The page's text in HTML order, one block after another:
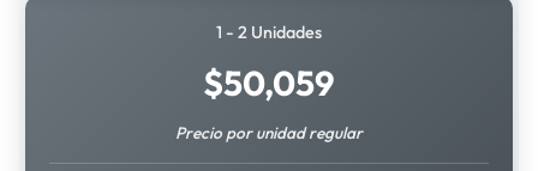
1 - 2 Unidades
$50,059
Precio por unidad regular